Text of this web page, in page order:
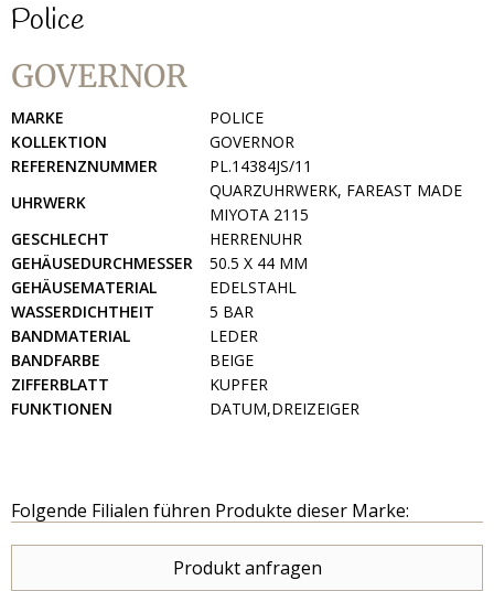
Police
GOVERNOR
MARKE
POLICE
KOLLEKTION
GOVERNOR
REFERENZNUMMER
PL.14384JS/11
UHRWERK
QUARZUHRWERK, FAREAST MADE
MIYOTA 2115
GESCHLECHT
HERRENUHR
GEHÄUSEDURCHMESSER
50.5 X 44 MM
GEHÄUSEMATERIAL
EDELSTAHL
WASSERDICHTHEIT
5 BAR
BANDMATERIAL
LEDER
BANDFARBE
BEIGE
ZIFFERBLATT
KUPFER
FUNKTIONEN
DATUM,DREIZEIGER
Folgende Filialen führen Produkte dieser Marke:
Produkt anfragen